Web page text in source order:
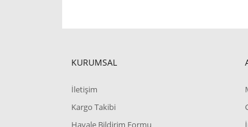
KURUMSAL
İletişim
Kargo Takibi
Havale Bildirim Formu